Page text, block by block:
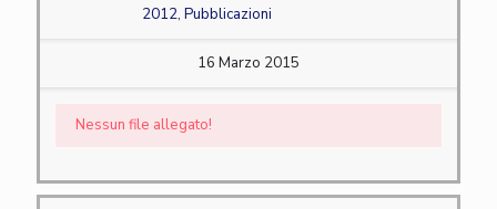
2012, Pubblicazioni
16 Marzo 2015
Nessun file allegato!